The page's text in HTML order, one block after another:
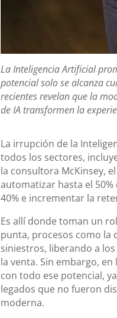
La Inteligencia Artificial
potencial solo se alcanza
recientes revelan que la
de IA transformen la
La irrupción de la
todos los sectores,
la consultora McKinsey,
automatizar hasta el
40% e incrementar la
Es allí donde toman un
punta, procesos como la
siniestros, liberando a
la venta. Sin embargo,
con todo ese potencial,
legados que no fueron
moderna.